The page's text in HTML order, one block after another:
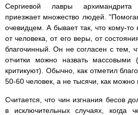
Сергиевой лавры архимандрита
приезжает множество людей.
очевидцем. А бывает так, что кому-то
от человека, от его веры, от
благочинный. Он не согласен с тем,
отчитки можно назвать
критикуют). Обычно, как отметил
50-60 человек, а не тысячи, как можно
Считается, что чин изгнания бесов
в исключительных случаях, когда